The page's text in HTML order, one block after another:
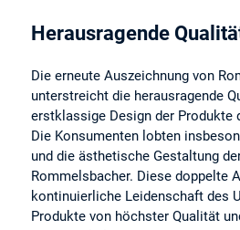
Herausragende
Die erneute Auszeichnung von
unterstreicht die herausragende
erstklassige Design der Produkte
Die Konsumenten lobten
und die ästhetische Gestaltung
Rommelsbacher. Diese doppelte
kontinuierliche Leidenschaft des
Produkte von höchster Qualität